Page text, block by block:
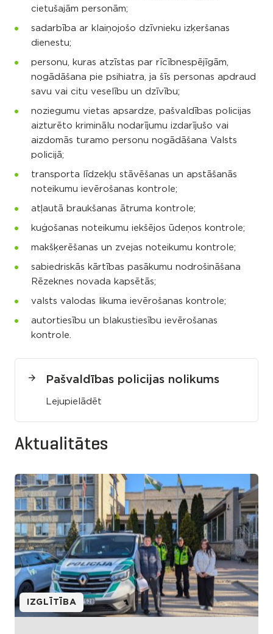
cietušajām personām;
sadarbība ar klaiņojošo dzīvnieku izķeršanas
dienestu;
personu, kuras atzīstas par rīcībnespējīgām,
nogādāšana pie psihiatra, ja šīs personas apdraud
savu vai citu veselību un dzīvību;
noziegumu vietas apsardze, pašvaldības policijas
aizturēto kriminālu nodarījumu izdarījušo vai
aizdomās turamo personu nogādāšana Valsts
policijā;
transporta līdzekļu stāvēšanas un apstāšanās
noteikumu ievērošanas kontrole;
atļautā braukšanas ātruma kontrole;
kuģošanas noteikumu iekšējos ūdeņos kontrole;
makšķerēšanas un zvejas noteikumu kontrole;
sabiedriskās kārtības pasākumu nodrošināšana
Rēzeknes novada kapsētās;
valsts valodas likuma ievērošanas kontrole;
autortiesību un blakustiesību ievērošanas
kontrole.
Pašvaldības policijas nolikums
Lejupielādēt
Aktualitātes
IZGLĪTĪBA